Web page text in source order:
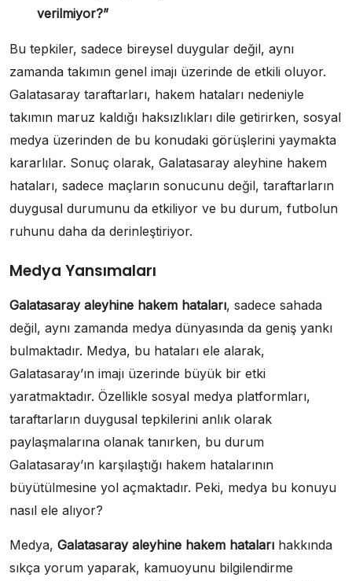
verilmiyor?”
Bu tepkiler, sadece bireysel duygular değil, aynı
zamanda takımın genel imajı üzerinde de etkili oluyor.
Galatasaray taraftarları, hakem hataları nedeniyle
takımın maruz kaldığı haksızlıkları dile getirirken, sosyal
medya üzerinden de bu konudaki görüşlerini yaymakta
kararlılar. Sonuç olarak, Galatasaray aleyhine hakem
hataları, sadece maçların sonucunu değil, taraftarların
duygusal durumunu da etkiliyor ve bu durum, futbolun
ruhunu daha da derinleştiriyor.
Medya Yansımaları
Galatasaray aleyhine hakem hataları, sadece sahada
değil, aynı zamanda medya dünyasında da geniş yankı
bulmaktadır. Medya, bu hataları ele alarak,
Galatasaray’ın imajı üzerinde büyük bir etki
yaratmaktadır. Özellikle sosyal medya platformları,
taraftarların duygusal tepkilerini anlık olarak
paylaşmalarına olanak tanırken, bu durum
Galatasaray’ın karşılaştığı hakem hatalarının
büyütülmesine yol açmaktadır. Peki, medya bu konuyu
nasıl ele alıyor?
Medya, Galatasaray aleyhine hakem hataları hakkında
sıkça yorum yaparak, kamuoyunu bilgilendirme